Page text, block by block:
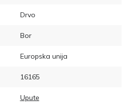
Drvo
Bor
Europska unija
16165
Upute